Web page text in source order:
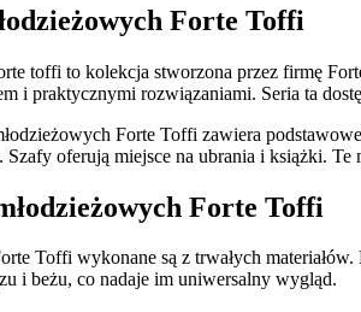
Forte Toffi
toffi to kolekcja stworzona przez firmę
i praktycznymi rozwiązaniami. Seria ta
Forte Toffi zawiera
Szafy oferują miejsce na ubrania i książki.
Forte Toffi
Toffi wykonane są z trwałych
i beżu, co nadaje im uniwersalny wygląd.